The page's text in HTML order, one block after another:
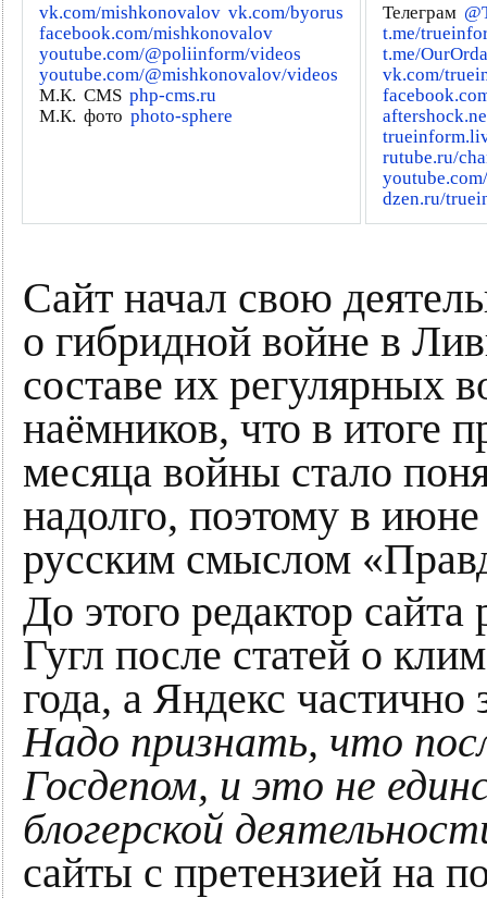
vk.com/mishkonovalov vk.com/byorus
facebook.com/mishkonovalov
youtube.com/@poliinform/videos
youtube.com/@mishkonovalov/videos
М.К. CMS php-cms.ru
М.К. фото photo-sphere
Телеграм
t.me/
t.me/OurOrda
vk.com/
rutube.ru/
dzen.ru/
Сайт начал свою
о гибридной войне в
составе их регулярных
наёмников, что в итоге
месяца войны стало
надолго, поэтому в
русским смыслом
До этого редактор
Гугл после статей о
года, а Яндекс
Надо признать, что
Госдепом, и это не
блогерской
сайты с претензией на